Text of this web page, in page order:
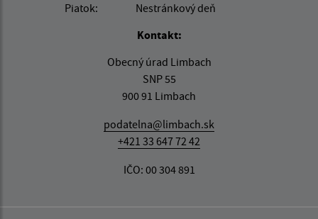
Piatok:
Nestránkový deň
Kontakt:
Obecný úrad Limbach
SNP 55
900 91 Limbach
podatelna@limbach.sk
+421 33 647 72 42
IČO: 00 304 891